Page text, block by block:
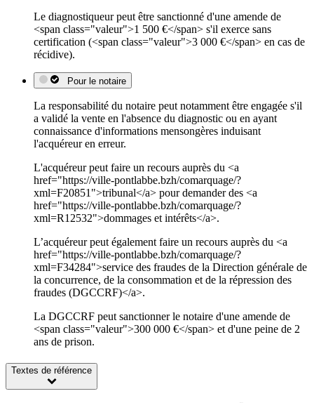
Le diagnostiqueur peut être sanctionné d'une amende de
<span class="valeur">1 500 €</span> s'il exerce sans
certification (<span class="valeur">3 000 €</span> en cas de
récidive).
Pour le notaire
La responsabilité du notaire peut notamment être engagée s'il
a validé la vente en l'absence du diagnostic ou en ayant
connaissance d'informations mensongères induisant
l'acquéreur en erreur.
L'acquéreur peut faire un recours auprès du <a
href="https://ville-pontlabbe.bzh/comarquage/?
xml=F20851">tribunal</a> pour demander des <a
href="https://ville-pontlabbe.bzh/comarquage/?
xml=R12532">dommages et intérêts</a>.
L’acquéreur peut également faire un recours auprès du <a
href="https://ville-pontlabbe.bzh/comarquage/?
xml=F34284">service des fraudes de la Direction générale de
la concurrence, de la consommation et de la répression des
fraudes (DGCCRF)</a>.
La DGCCRF peut sanctionner le notaire d'une amende de
<span class="valeur">300 000 €</span> et d'une peine de 2
ans de prison.
Textes de référence